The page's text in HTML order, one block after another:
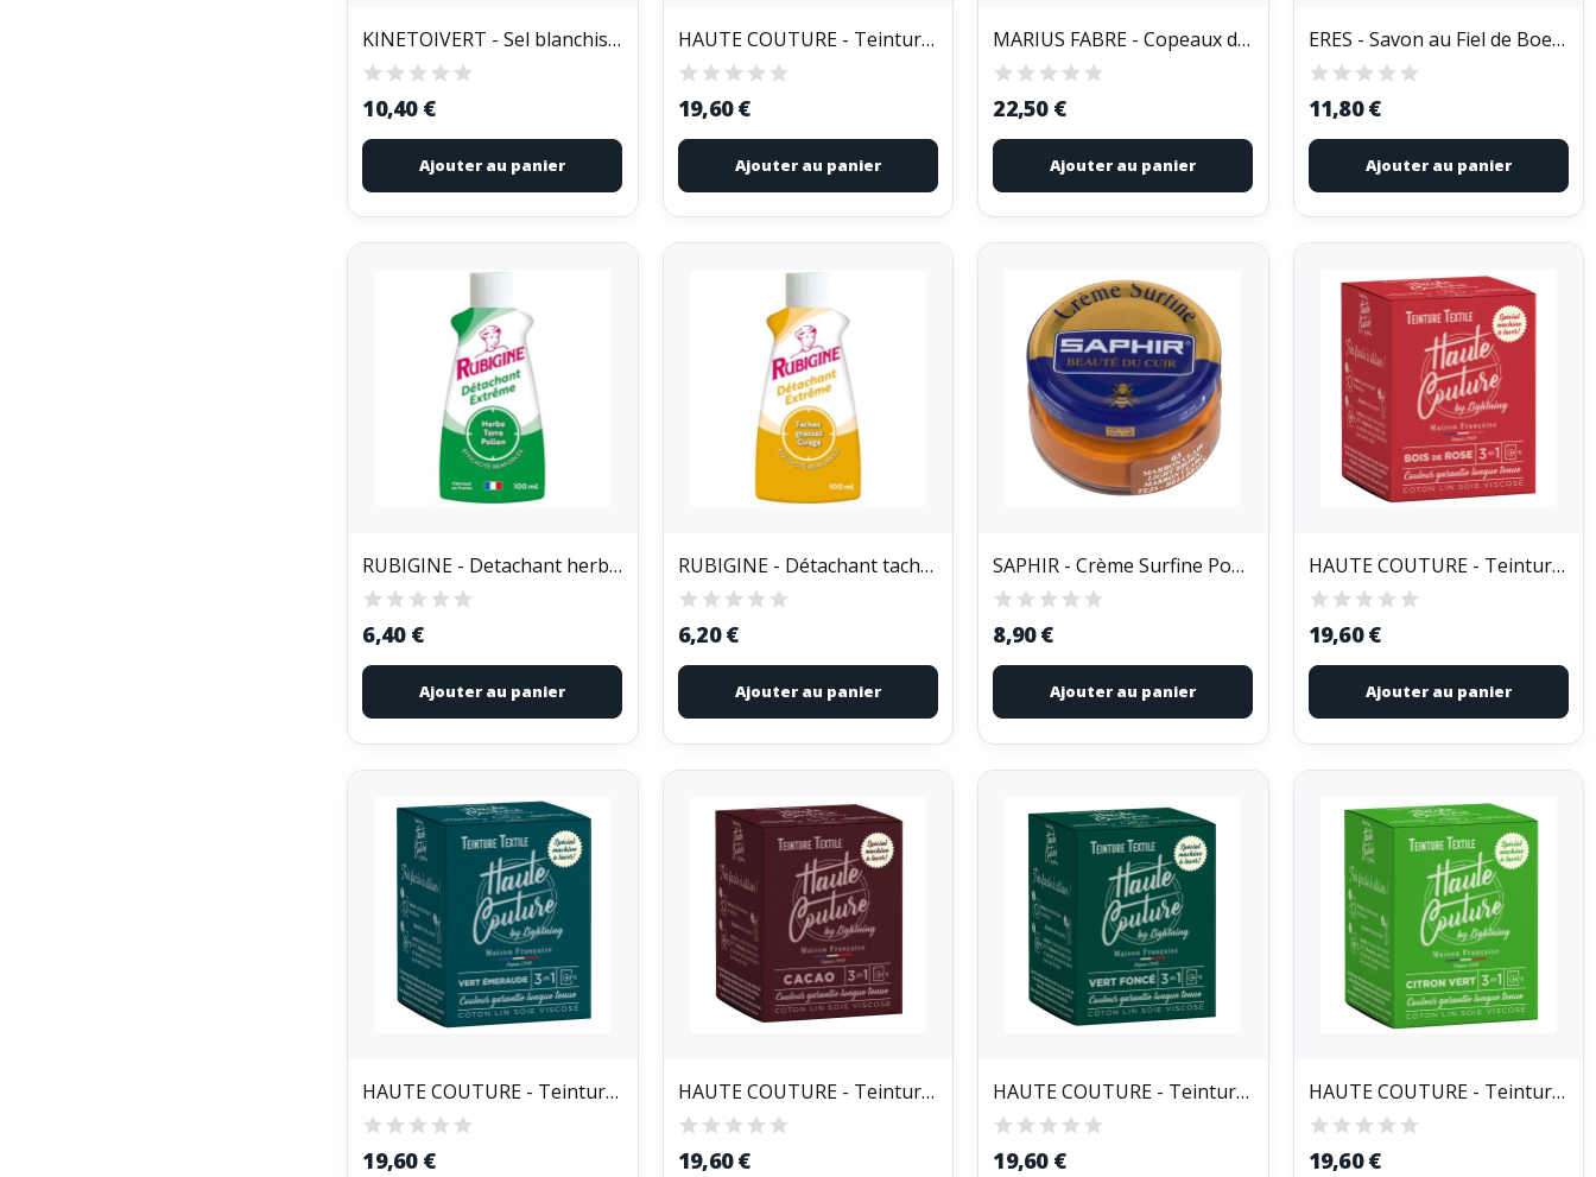
KINETOIVERT - Sel blanchissant textiles 500 g
10,40 €
Ajouter au panier
HAUTE COUTURE - Teinture Textile Haute Couture...
19,60 €
Ajouter au panier
MARIUS FABRE - Copeaux de savon de marseille...
22,50 €
Ajouter au panier
ERES - Savon au Fiel de Boeuf 500ml
11,80 €
Ajouter au panier
RUBIGINE - Detachant herbe terre pollen 100ml...
6,40 €
Ajouter au panier
RUBIGINE - Détachant tache grasse 100ml Rubigine
6,20 €
Ajouter au panier
SAPHIR - Crème Surfine Pommadier 50ml Chocolat
8,90 €
Ajouter au panier
HAUTE COUTURE - Teinture Textile Haute Couture...
19,60 €
Ajouter au panier
HAUTE COUTURE - Teinture Textile Haute Couture...
19,60 €
HAUTE COUTURE - Teinture Textile Haute Couture...
19,60 €
HAUTE COUTURE - Teinture Textile Haute Couture...
19,60 €
HAUTE COUTURE - Teinture Textile Haute Couture...
19,60 €